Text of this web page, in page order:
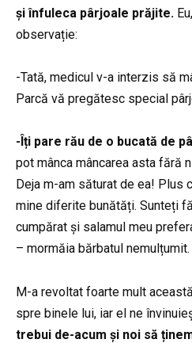
și înfuleca pârjoale prăjite.
observație:
-Tată, medicul v-a interzis să
Parcă vă pregătesc special
-Îți pare rău de o bucată de
pot mânca mâncarea asta fără
Deja m-am săturat de ea! Plus
mine diferite bunătăți. Sunteți
cumpărat și salamul meu
– mormăia bărbatul nemulțumit.
M-a revoltat foarte mult
spre binele lui, iar el ne
trebui de-acum și noi să